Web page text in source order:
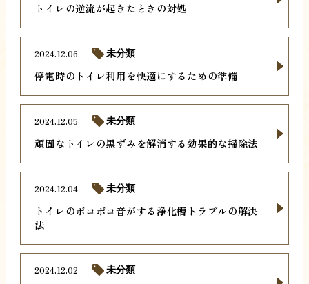
トイレの逆流が起きたときの対処
停電時のトイレ利用を快適にするための準備
2024.12.06 未分類
頑固なトイレの黒ずみを解消する効果的な掃除法
2024.12.05 未分類
トイレのボコボコ音がする浄化槽トラブルの解決
法
2024.12.04 未分類
2024.12.02 未分類